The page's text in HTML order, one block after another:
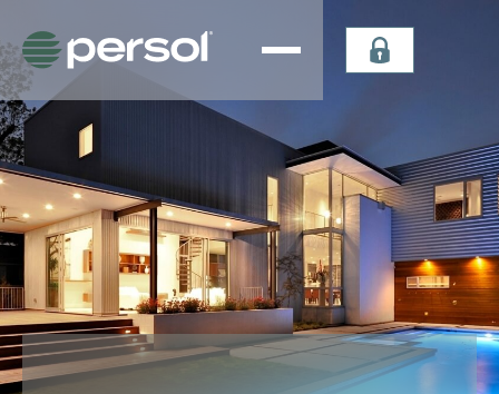
Persiana
Vertical
Double
Vision
Persiana
Lummia
Plissada
Celular
Verticel
Dual Sky
Light
CATEGORIA: